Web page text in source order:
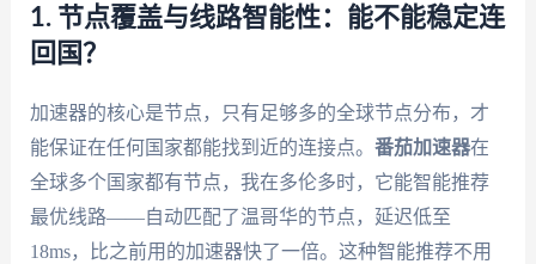
1. 节点覆盖与线路智能性：能不能稳定连
回国？
加速器的核心是节点，只有足够多的全球节点分布，才
能保证在任何国家都能找到近的连接点。 番茄加速器在
全球多个国家都有节点，我在多伦多时，它能智能推荐
最优线路——自动匹配了温哥华的节点，延迟低至
18ms，比之前用的加速器快了一倍。这种智能推荐不用